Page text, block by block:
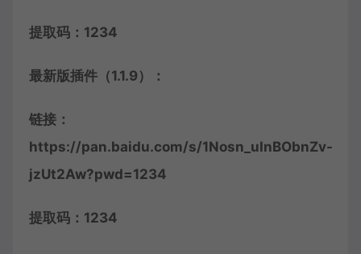
提取码：1234
最新版插件（1.1.9）：
链接：
https://pan.baidu.com/s/1Nosn_uInBObnZv-
jzUt2Aw?pwd=1234
提取码：1234